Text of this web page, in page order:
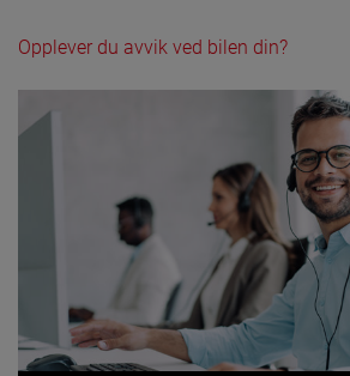
Opplever du avvik ved bilen din?